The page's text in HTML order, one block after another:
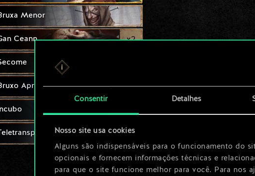
Consentir Detalhes
Nosso site usa cookies
Alguns são indispensáveis para o funcionamento do
opcionais e fornecem informações técnicas e
para que o site funcione melhor para você. Para nos
Menor
Ceann x2
Aprendiz x2
Íncubo
x2